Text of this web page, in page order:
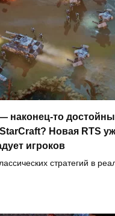
наконец-то
Новая RTS
игроков
стратегий в